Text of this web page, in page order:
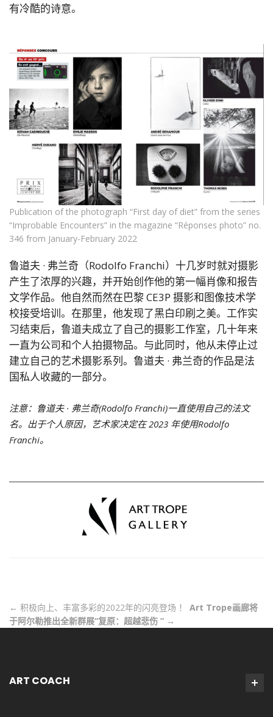
有冷酷的诗意。
Publication of the photograph “First day of diet” from the series
“Improbable Encounters” in the magazine “Réponses photo” no.
346 from January-February 2022
鲁道夫 · 弗兰奇（Rodolfo Franchi）十几岁时就对摄影
产生了浓厚的兴趣，并开始创作他的第一幅肖像和报告
文学作品。他自然而然在巴黎 CE3P 摄影和图像技术学
校接受培训。在那里，他发现了黑白印刷之美。工作实
习结束后，鲁道夫成立了自己的摄影工作室，几十年来
一直为公司和个人拍摄物品。与此同时，他从未停止过
建立自己的艺术摄影系列。鲁道夫 · 弗兰奇的作品是法
国私人收藏的一部分。
注意：鲁道夫 · 弗兰奇(Rodolfo Franchi)一直使用自己的法文
名。出于个人原因，艺术家决定在 2023 年使用Rodolfo
Franchi。
← 积极向上、丰富多彩的2022年的闪亮登场 ！
Art Trope画廊将
于阿尔勒推出全新群展“复原：超越悲伤 ” →
ART COACH